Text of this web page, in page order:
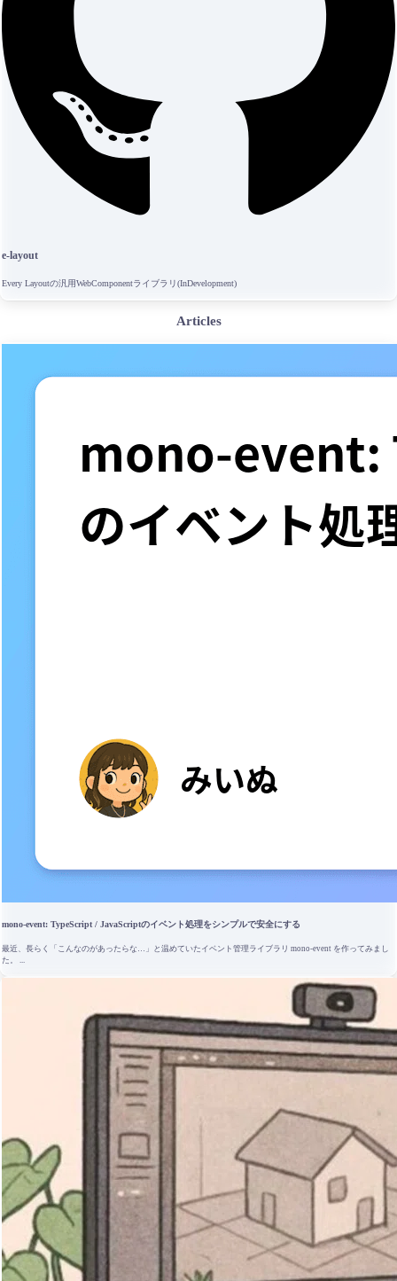
e-layout
Every Layoutの汎用WebComponentライブラリ(InDevelopment)
Articles
mono-event: TypeScript / JavaScriptのイベント処理をシンプルで安全にする
最近、長らく「こんなのがあったらな…」と温めていたイベント管理ライブラリ mono-event を作ってみまし
た。 ...